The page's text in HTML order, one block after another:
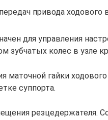
привода ходового
для управления
зубчатых колес в узле
гайки
суппорта.
резцедержателя.